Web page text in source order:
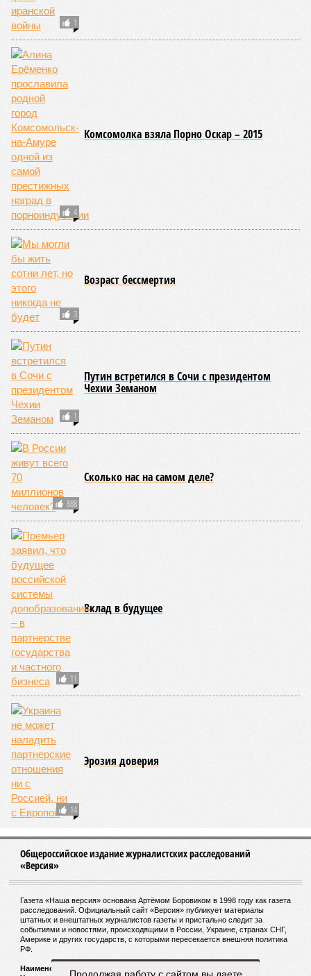
1
4
Комсомолка взяла Порно Оскар – 2015
3
Возраст бессмертия
1
Путин встретился в Сочи с президентом
Чехии Земаном
888
Сколько нас на самом деле?
11
Вклад в будущее
14
Эрозия доверия
Общероссийское издание журналистских расследований
«Версия»
Газета «Наша версия» основана Артёмом Боровиком в 1998 году как газета
расследований. Официальный сайт «Версия» публикует материалы
штатных и внештатных журналистов газеты и пристально следит за
событиями и новостями, происходящими в России, Украине, странах СНГ,
Америке и других государств, с которыми пересекается внешняя политика
РФ.
Наименование:Продолжая работу с сайтом вы даете